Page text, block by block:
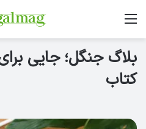
منو
بلاگ جنگل؛ جایی
کتاب